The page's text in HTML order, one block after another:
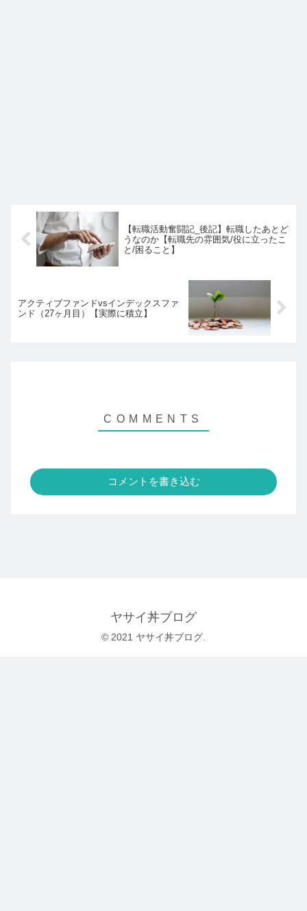
【転職活動奮闘記_後記】転職したあとど
うなのか【転職先の雰囲気/役に立ったこ
と/困ること】
アクティブファンドvsインデックスファ
ンド（27ヶ月目）【実際に積立】
コメントを書き込む
ヤサイ丼ブログ
© 2021 ヤサイ丼ブログ.